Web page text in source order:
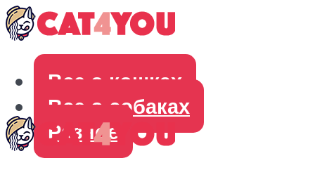
Все о кошках
Все о собаках
Разное